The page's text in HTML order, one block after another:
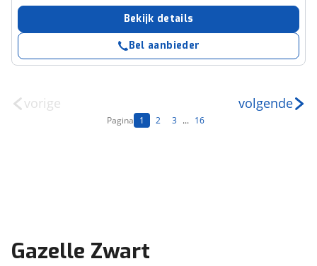
Bekijk details
Bel aanbieder
vorige
Pagina 1 2 3 ... 16
volgende
Gazelle Zwart